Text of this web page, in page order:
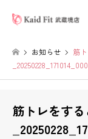
お知らせ
筋
筋トレをす